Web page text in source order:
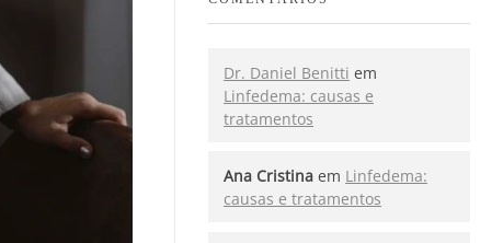
Dr. Daniel Benitti em
Linfedema: causas e
tratamentos
Ana Cristina em Linfedema:
causas e tratamentos